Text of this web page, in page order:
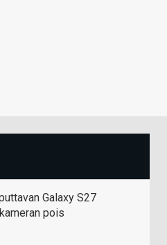
Galaxy S27
pois